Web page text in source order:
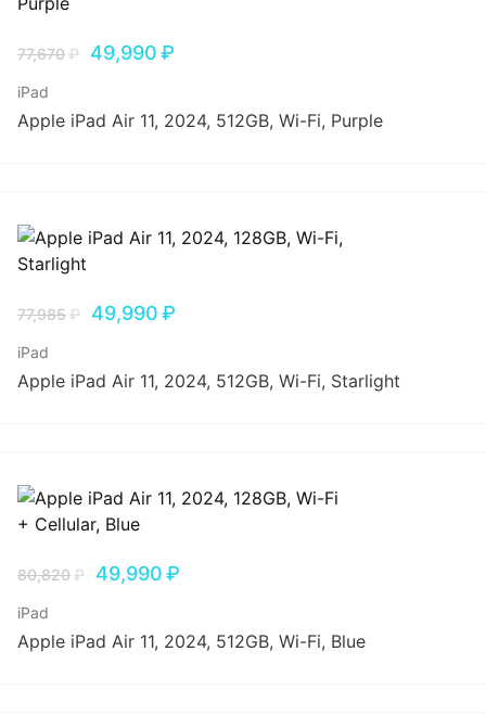
77,670₽ 49,990₽
iPad
Apple iPad Air 11, 2024, 512GB, Wi-Fi, Purple
77,985₽ 49,990₽
iPad
Apple iPad Air 11, 2024, 512GB, Wi-Fi, Starlight
80,820₽ 49,990₽
iPad
Apple iPad Air 11, 2024, 512GB, Wi-Fi, Blue